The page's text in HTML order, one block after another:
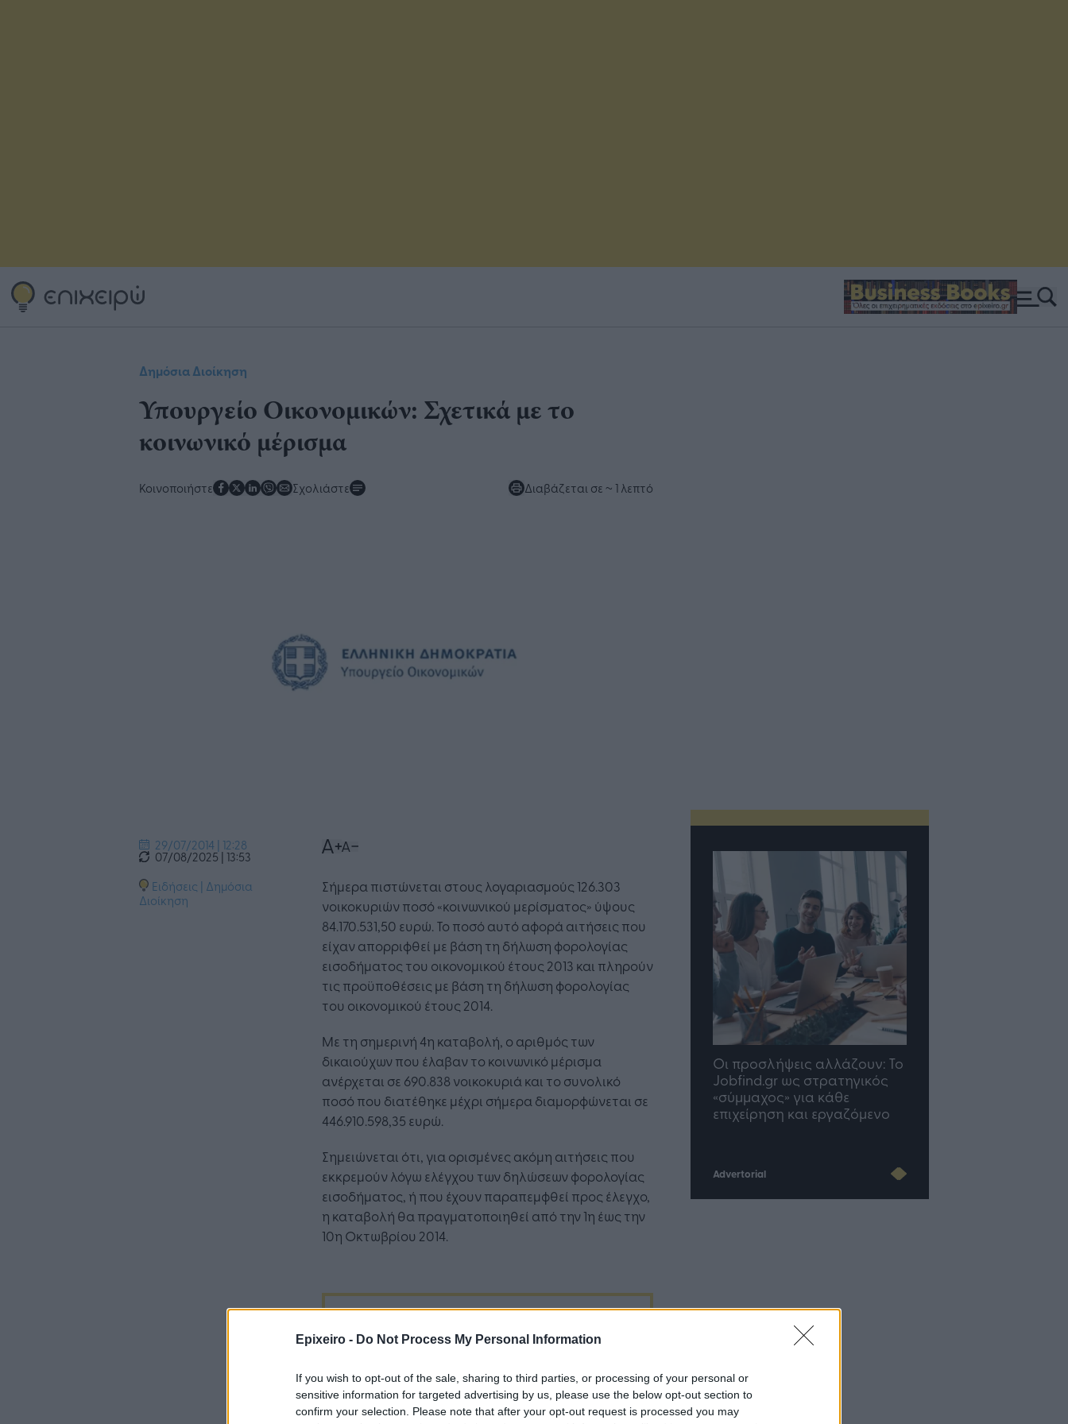
Epixeiro - Do Not Process My Personal Information
If you wish to opt-out of the sale, sharing to third parties, or processing of your personal or
sensitive information for targeted advertising by us, please use the below opt-out section to
confirm your selection. Please note that after your opt-out request is processed you may
Δημόσια Διοίκηση
Υπουργείο Οικονομικών: Σχετικά με το
κοινωνικό μέρισμα
Κοινοποιήστε Σχολιάστε Διαβάζεται σε ~ 1 λεπτό
29/07/2014 | 12:28
07/08/2025 | 13:53
Ειδήσεις | Δημόσια
Διοίκηση
Σήμερα πιστώνεται στους λογαριασμούς 126.303
νοικοκυριών ποσό «κοινωνικού μερίσματος» ύψους
84.170.531,50 ευρώ. Το ποσό αυτό αφορά αιτήσεις που
είχαν απορριφθεί με βάση τη δήλωση φορολογίας
εισοδήματος του οικονομικού έτους 2013 και πληρούν
τις προϋποθέσεις με βάση τη δήλωση φορολογίας
του οικονομικού έτους 2014.
Με τη σημερινή 4η καταβολή, ο αριθμός των
δικαιούχων που έλαβαν το κοινωνικό μέρισμα
ανέρχεται σε 690.838 νοικοκυριά και το συνολικό
ποσό που διατέθηκε μέχρι σήμερα διαμορφώνεται σε
446.910.598,35 ευρώ.
Σημειώνεται ότι, για ορισμένες ακόμη αιτήσεις που
εκκρεμούν λόγω ελέγχου των δηλώσεων φορολογίας
εισοδήματος, ή που έχουν παραπεμφθεί προς έλεγχο,
η καταβολή θα πραγματοποιηθεί από την 1η έως την
10η Οκτωβρίου 2014.
Google Newsκαι μάθετε πρώτοι
Η Τεχνητή Νοημοσύνη: το νέο
λειτουργικό σύστημα της
επιχείρησης
Οι προσλήψεις αλλάζουν: To
Jobfind.gr ως στρατηγικός
«σύμμαχος» για κάθε
επιχείρηση και εργαζόμενο
TP Greece: Πώς
διαμορφώνεται το μέλλον
του Insurance στην εποχή
του AI
Advertorial